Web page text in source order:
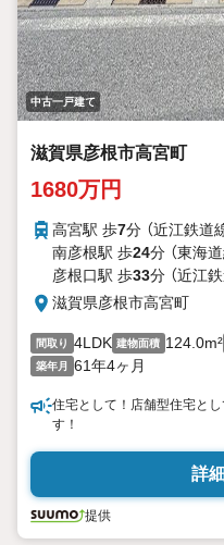
中古一戸建て
滋賀県彦根市高宮町
1680万円
高宮駅 歩7分 （近江鉄道
南彦根駅 歩24分 （東海道
彦根口駅 歩33分 （近江鉄
滋賀県彦根市高宮町
間取り 4LDK 建物面積 124.0m²
築年月 61年4ヶ月
住宅として！店舗型住宅と
す！
詳
提供